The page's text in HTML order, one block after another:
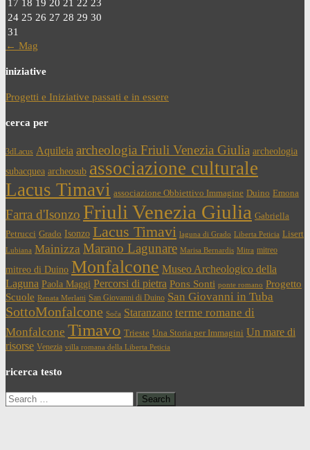
17 18 19 20 21 22 23
24 25 26 27 28 29 30
31
← Mag
iniziative
Progetti e Iniziative passati e in essere
cerca per
3dLacus Aquileia archeologia Friuli Venezia Giulia archeologia
subacquea archeosub associazione culturale
Lacus Timavi associazione Obbiettivo Immagine Duino Emona
Farra d'Isonzo Friuli Venezia Giulia Gabriella
Petrucci Grado Isonzo Lacus Timavi laguna di Grado Liberta Peticia Lisert
Lubiana Mainizza Marano Lagunare Marisa Bernardis Mitra mitreo
mitreo di Duino Monfalcone Museo Archeologico della
Laguna Paola Maggi Percorsi di pietra Pons Sonti ponte romano Progetto
Scuole Renata Merlatti San Giovanni di Duino San Giovanni in Tuba
SottoMonfalcone Soča Staranzano terme romane di
Monfalcone Timavo Trieste Una Storia per Immagini Un mare di
risorse Venezia villa romana della Liberta Peticia
ricerca testo
Search
for: